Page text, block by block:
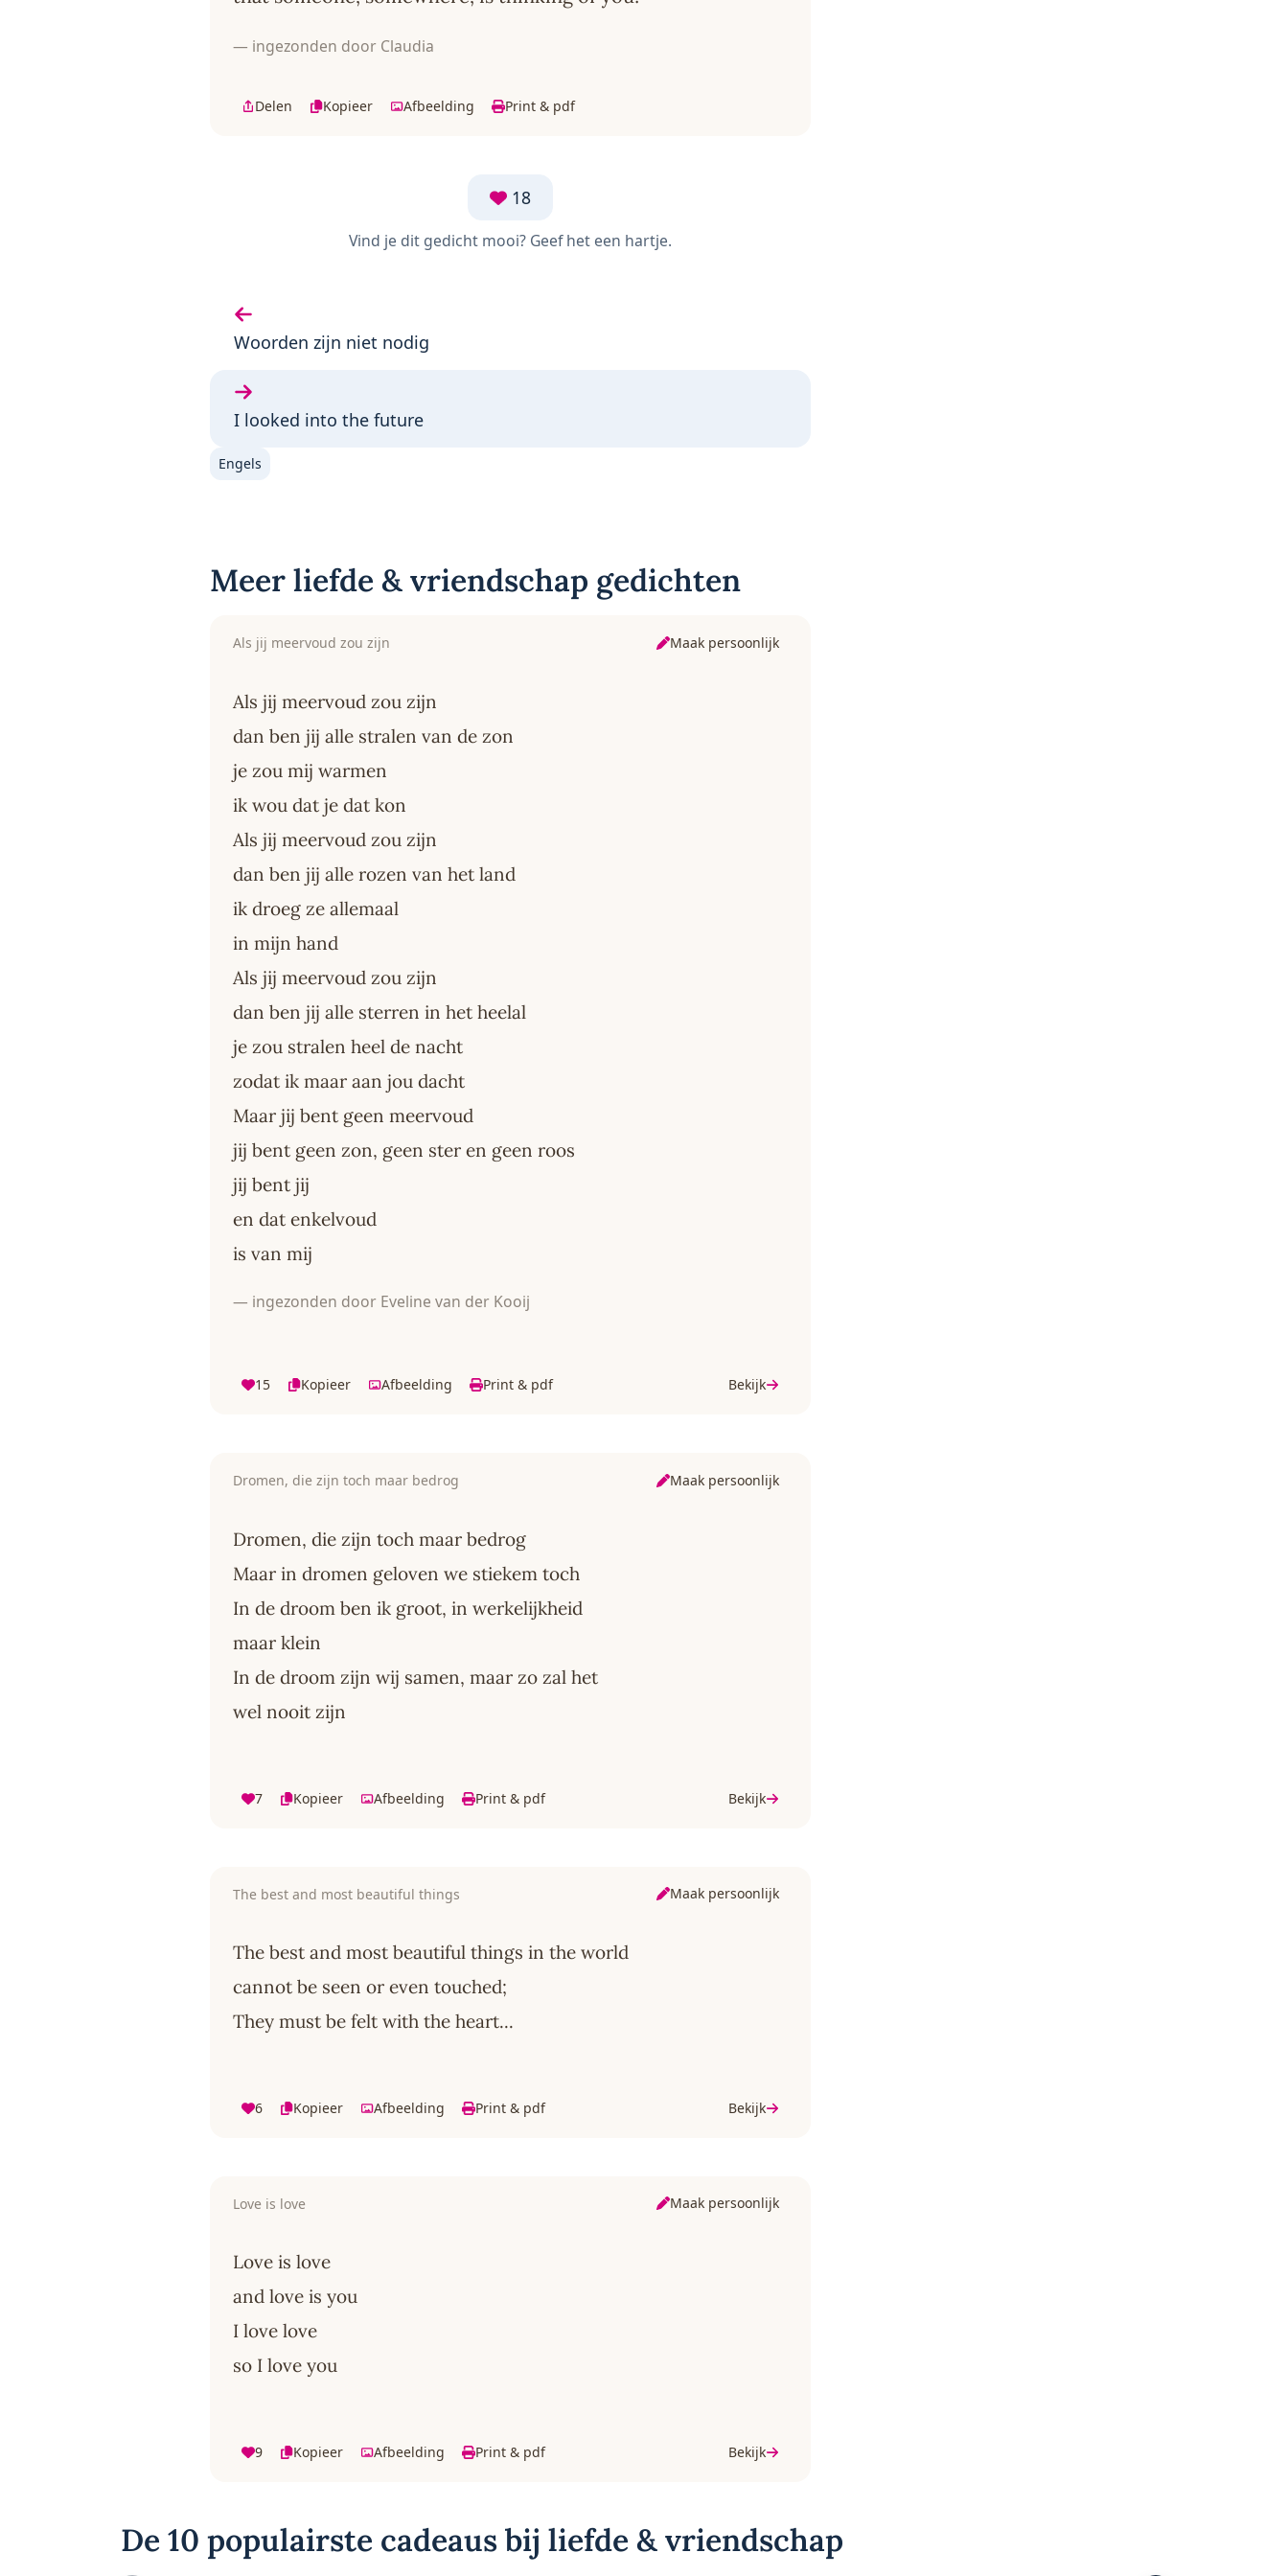
— ingezonden door Claudia
Delen Kopieer Afbeelding Print & pdf
18
Vind je dit gedicht mooi? Geef het een hartje.
Vorige gedicht:
Woorden zijn niet nodig
Volgende gedicht:
I looked into the future
Engels
Meer liefde & vriendschap gedichten
Als jij meervoud zou zijn Maak persoonlijk
Als jij meervoud zou zijn
dan ben jij alle stralen van de zon
je zou mij warmen
ik wou dat je dat kon
Als jij meervoud zou zijn
dan ben jij alle rozen van het land
ik droeg ze allemaal
in mijn hand
Als jij meervoud zou zijn
dan ben jij alle sterren in het heelal
je zou stralen heel de nacht
zodat ik maar aan jou dacht
Maar jij bent geen meervoud
jij bent geen zon, geen ster en geen roos
jij bent jij
en dat enkelvoud
is van mij
— ingezonden door Eveline van der Kooij
15 Kopieer Afbeelding Print & pdf Bekijk
Dromen, die zijn toch maar bedrog Maak persoonlijk
Dromen, die zijn toch maar bedrog
Maar in dromen geloven we stiekem toch
In de droom ben ik groot, in werkelijkheid
maar klein
In de droom zijn wij samen, maar zo zal het
wel nooit zijn
7 Kopieer Afbeelding Print & pdf Bekijk
The best and most beautiful things Maak persoonlijk
The best and most beautiful things in the world
cannot be seen or even touched;
They must be felt with the heart...
6 Kopieer Afbeelding Print & pdf Bekijk
Love is love Maak persoonlijk
Love is love
and love is you
I love love
so I love you
9 Kopieer Afbeelding Print & pdf Bekijk
De 10 populairste cadeaus bij liefde & vriendschap